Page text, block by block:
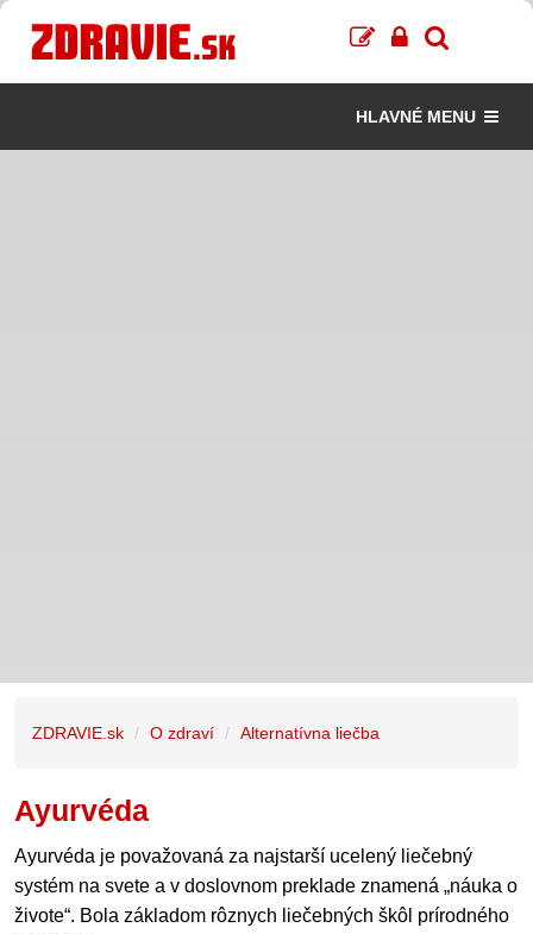
HLAVNÉ MENU
ZDRAVIE.sk O zdraví Alternatívna liečba
Ayurvéda
Ayurvéda je považovaná za najstarší ucelený liečebný
systém na svete a v doslovnom preklade znamená „náuka o
živote“. Bola základom rôznych liečebných škôl prírodného